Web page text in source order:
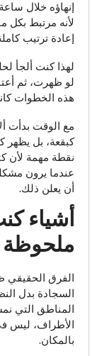
إنهاؤه خلال
لأنه مرتبط بكل
إعادة ترتيب
لهذا كنت ألجأ
لو ظهرت، ثم
هذه الخطوات
مع الوقت بدأت
كبقعة، بل يظهر
نقطة مهمة لأن
عندما يرون
أن يعلن ذلك.
أشياء
ملحوظة
الفرق الحقيقي
السجادة بدل
المناطق التي
الأطراف، ليس
بالمكان.